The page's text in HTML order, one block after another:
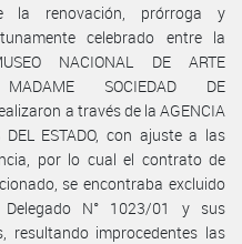
la renovación, prórroga y
celebrado entre la
NACIONAL DE ARTE
SOCIEDAD DE
a través de la AGENCIA
DEL ESTADO, con ajuste a las
por lo cual el contrato de
se encontraba excluido
N° 1023/01 y sus
resultando improcedentes las